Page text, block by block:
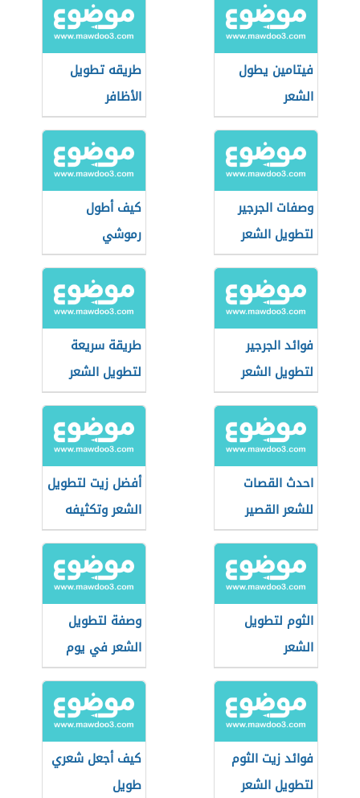
فيتامين يطول
الشعر
طريقه تطويل
الأظافر
وصفات الجرجير
لتطويل الشعر
كيف أطول
رموشي
فوائد الجرجير
لتطويل الشعر
طريقة سريعة
لتطويل الشعر
وتكثيفه
احدث القصات
للشعر القصير
أفضل زيت لتطويل
الشعر وتكثيفه
الثوم لتطويل
الشعر
وصفة لتطويل
الشعر في يوم
واحد
فوائد زيت الثوم
لتطويل الشعر
كيف أجعل شعري
طويل